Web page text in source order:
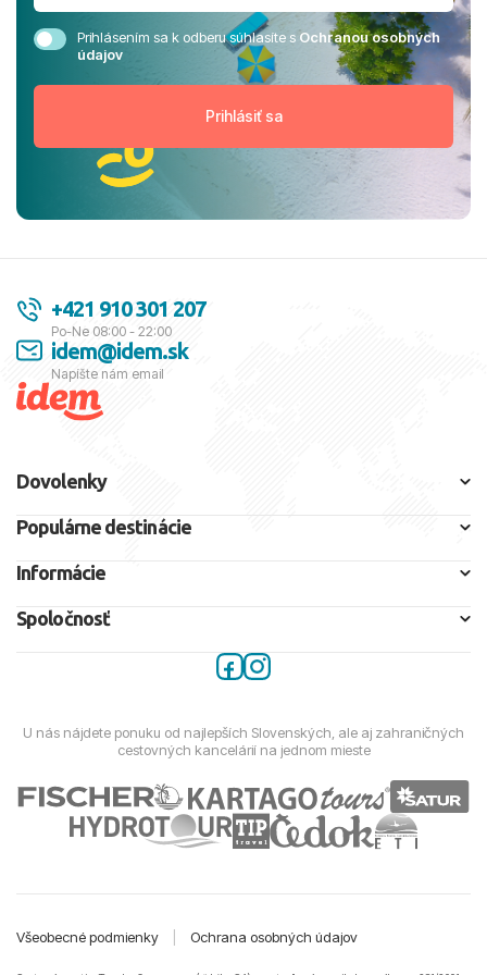
Prihlásením sa k odberu súhlasíte sOchranou osobných
údajov
+421 910 301 207
Po-Ne 08:00 - 22:00
idem@idem.sk
Napíšte nám email
Dovolenky
Populárne destinácie
Informácie
Spoločnosť
U nás nájdete ponuku od najlepších Slovenských, ale aj zahraničných
cestovných kancelárií na jednom mieste
Všeobecné podmienky Ochrana osobných údajov